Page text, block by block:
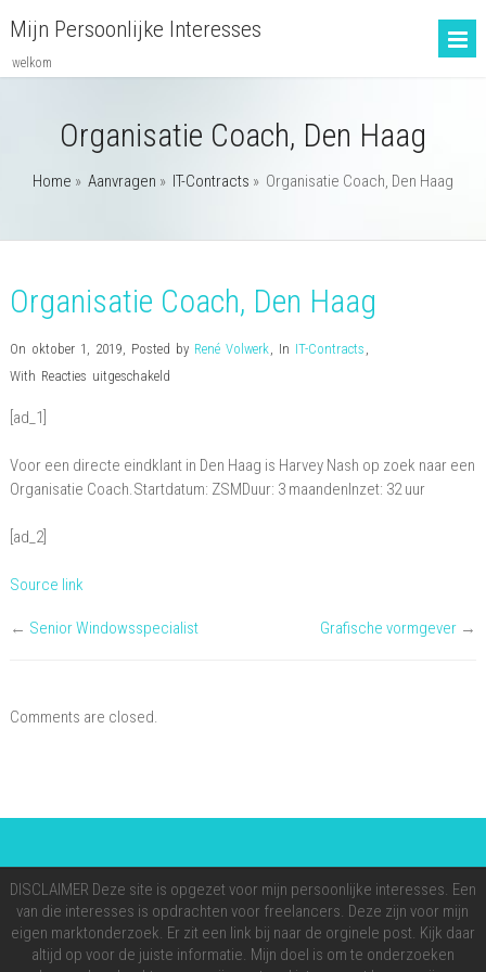
Mijn Persoonlijke Interesses
welkom
Organisatie Coach, Den Haag
Home » Aanvragen » IT-Contracts » Organisatie Coach, Den Haag
Organisatie Coach, Den Haag
On oktober 1, 2019, Posted by René Volwerk, In IT-Contracts ,
With Reacties uitgeschakeldvoor
Den
Haag
[ad_1]
Voor een directe eindklant in Den Haag is Harvey Nash op zoek naar een
Organisatie Coach.Startdatum: ZSMDuur: 3 maandenInzet: 32 uur
[ad_2]
Source link
← Senior Windowsspecialist Grafische vormgever →
Comments are closed.
DISCLAIMER Deze site is opgezet voor mijn persoonlijke interesses. Een
van die interesses is opdrachten voor freelancers. Deze zijn voor mijn
eigen marktonderzoek. Er zit een link bij naar de orginele post. Kijk daar
altijd op voor de juiste informatie. Mijn doel is om te onderzoeken